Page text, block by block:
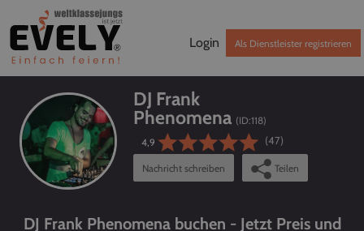
Login Als Dienstleister registrieren
DJ Frank
Phenomena (ID:118)
4,9
(47)
Nachricht schreiben Teilen
DJ Frank Phenomena buchen - Jetzt Preis und